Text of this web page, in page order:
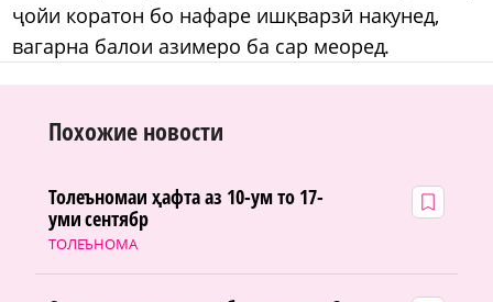
ҷойи коратон бо нафаре ишқварзӣ накунед,
вагарна балои азимеро ба сар меоред.
Похожие новости
ТОЛЕЪНОМА
Толеъномаи ҳафта аз 10-ум то 17-
уми сентябр